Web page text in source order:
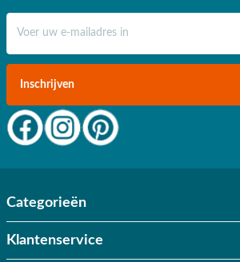
Inschrijven
Categorieën
Klantenservice